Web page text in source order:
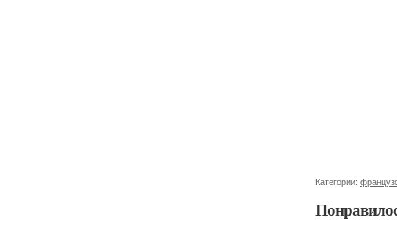
Категории: